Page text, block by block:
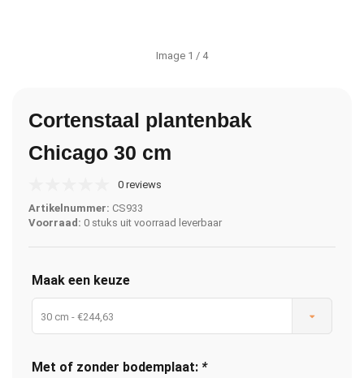
Image 1 / 4
Cortenstaal plantenbak
Chicago 30 cm
0 reviews
Artikelnummer: CS933
Voorraad: 0 stuks uit voorraad leverbaar
Maak een keuze
30 cm - €244,63
Met of zonder bodemplaat: *